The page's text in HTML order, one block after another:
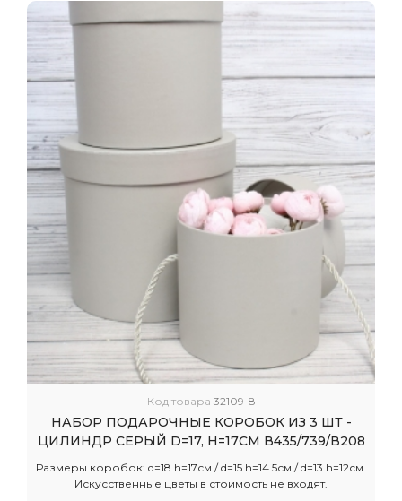
Код товара 32109-8
НАБОР ПОДАРОЧНЫЕ КОРОБОК ИЗ 3 ШТ -
ЦИЛИНДР СЕРЫЙ D=17, H=17СМ В435/739/В208
Размеры коробок: d=18 h=17см / d=15 h=14.5см / d=13 h=12см.
Искусственные цветы в стоимость не входят.